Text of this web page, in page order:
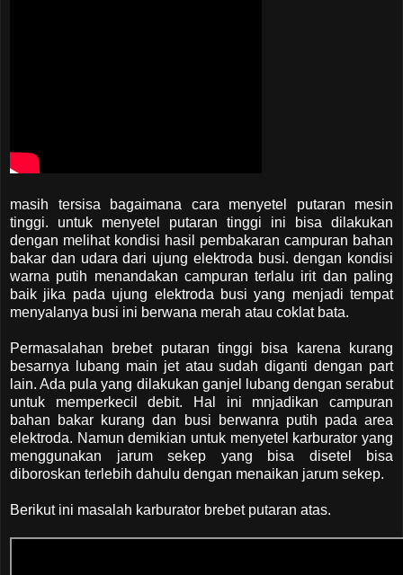
masih tersisa bagaimana cara menyetel putaran mesin
tinggi. untuk menyetel putaran tinggi ini bisa dilakukan
dengan melihat kondisi hasil pembakaran campuran bahan
bakar dan udara dari ujung elektroda busi. dengan kondisi
warna putih menandakan campuran terlalu irit dan paling
baik jika pada ujung elektroda busi yang menjadi tempat
menyalanya busi ini berwana merah atau coklat bata.
Permasalahan brebet putaran tinggi bisa karena kurang
besarnya lubang main jet atau sudah diganti dengan part
lain. Ada pula yang dilakukan ganjel lubang dengan serabut
untuk memperkecil debit. Hal ini mnjadikan campuran
bahan bakar kurang dan busi berwanra putih pada area
elektroda. Namun demikian untuk menyetel karburator yang
menggunakan jarum sekep yang bisa disetel bisa
diboroskan terlebih dahulu dengan menaikan jarum sekep.
Berikut ini masalah karburator brebet putaran atas.